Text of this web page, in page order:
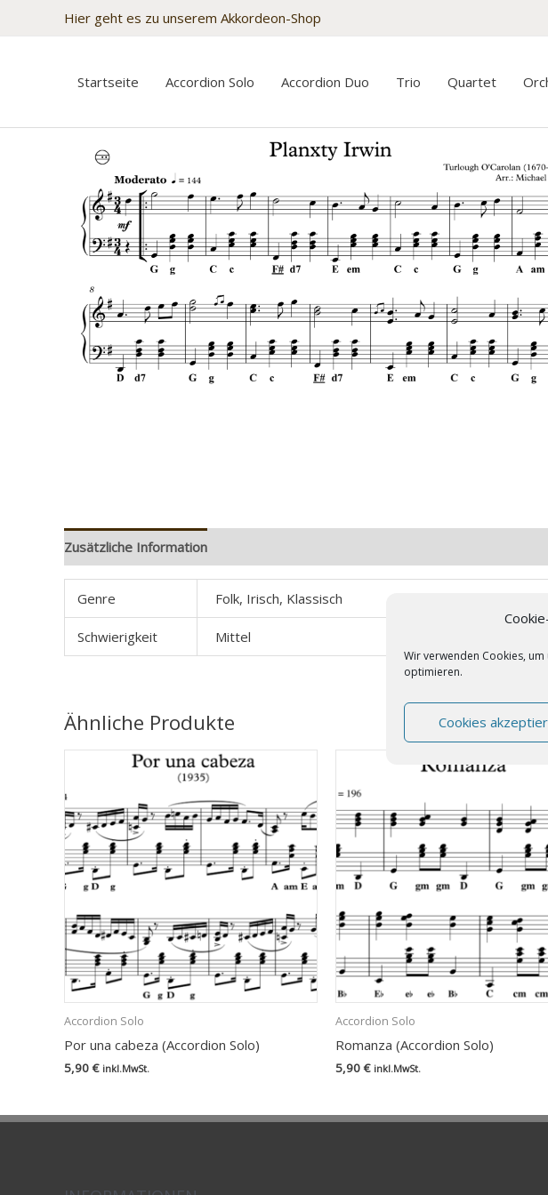
Wir verwenden Cookies,
optimieren.
Cookies
Hier geht es zu unserem Akkordeon-Shop
Startseite Accordion Solo Accordion Duo Trio Quartet
Zusätzliche Information
Genre Folk, Irisch, Klassisch
Schwierigkeit Mittel
Ähnliche Produkte
Accordion Solo
Por una cabeza (Accordion Solo)
5,90€ inkl.MwSt.
Accordion Solo
Romanza (Accordion Solo)
5,90€ inkl.MwSt.